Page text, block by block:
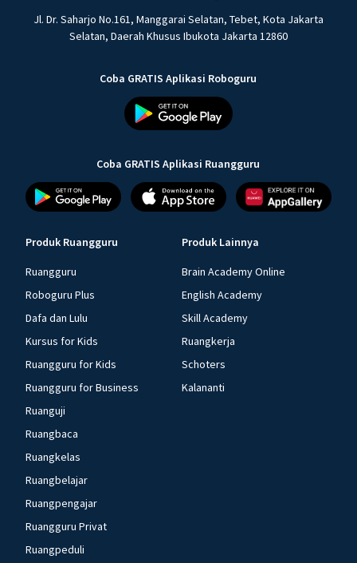
Jl. Dr. Saharjo No.161, Manggarai Selatan, Tebet, Kota Jakarta
Selatan, Daerah Khusus Ibukota Jakarta 12860
Coba GRATIS Aplikasi Roboguru
Coba GRATIS Aplikasi Ruangguru
Produk Ruangguru
Ruangguru
Roboguru Plus
Dafa dan Lulu
Kursus for Kids
Ruangguru for Kids
Ruangguru for Business
Ruanguji
Ruangbaca
Ruangkelas
Ruangbelajar
Ruangpengajar
Ruangguru Privat
Ruangpeduli
Produk Lainnya
Brain Academy Online
English Academy
Skill Academy
Ruangkerja
Schoters
Kalananti